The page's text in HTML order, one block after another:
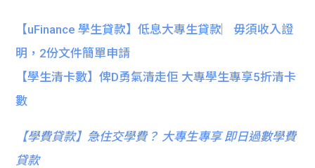
【uFinance 學生貸款】低息大專生貸款︳毋須收入證
明，2份文件簡單申請
【學生清卡數】俾D勇氣清走佢 大專學生專享5折清卡
數
【學費貸款】急住交學費？ 大專生專享 即日過數學費
貸款